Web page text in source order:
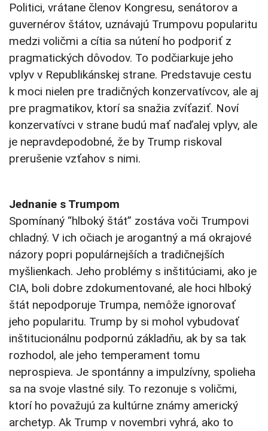
Politici, vrátane členov Kongresu, senátorov a
guvernérov štátov, uznávajú Trumpovu popularitu
medzi voličmi a cítia sa nútení ho podporiť z
pragmatických dôvodov. To podčiarkuje jeho
vplyv v Republikánskej strane. Predstavuje cestu
k moci nielen pre tradičných konzervatívcov, ale aj
pre pragmatikov, ktorí sa snažia zvíťaziť. Noví
konzervatívci v strane budú mať naďalej vplyv, ale
je nepravdepodobné, že by Trump riskoval
prerušenie vzťahov s nimi.
Jednanie s Trumpom
Spomínaný “hlboký štát” zostáva voči Trumpovi
chladný. V ich očiach je arogantný a má okrajové
názory popri populárnejších a tradičnejších
myšlienkach. Jeho problémy s inštitúciami, ako je
CIA, boli dobre zdokumentované, ale hoci hlboký
štát nepodporuje Trumpa, nemôže ignorovať
jeho popularitu. Trump by si mohol vybudovať
inštitucionálnu podpornú základňu, ak by sa tak
rozhodol, ale jeho temperament tomu
neprospieva. Je spontánny a impulzívny, spolieha
sa na svoje vlastné sily. To rezonuje s voličmi,
ktorí ho považujú za kultúrne známy americký
archetyp. Ak Trump v novembri vyhrá, ako to